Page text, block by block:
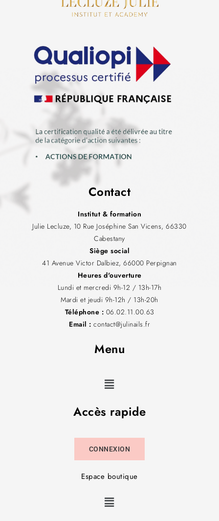
Contact
Institut & formation
Julie Lecluze, 10 Rue Joséphine San Vicens, 66330
Cabestany
Siège social
41 Avenue Victor Dalbiez, 66000 Perpignan
Heures d'ouverture
Lundi et mercredi 9h-12 / 13h-17h
Mardi et jeudi 9h-12h / 13h-20h
Téléphone : 06.02.11.00.63
Email : contact@julinails.fr
Menu
Accès rapide
CONNEXION
Espace boutique